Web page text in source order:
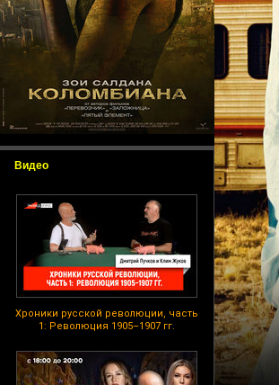
Видео
Хроники русской революции, часть
1: Революция 1905–1907 гг.